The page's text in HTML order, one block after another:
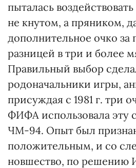
пыталась
не кнутом, а пряником,
дополнительное очко за
разницей в три и более
Правильный выбор
родоначальники игры,
присуждая с 1981 г. три
ФИФА использовала эту
ЧМ-94. Опыт был
положительным, и со
новшество, по решению